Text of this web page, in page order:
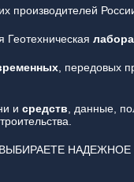
производителей
Геотехническая
, передовых
исредств, данные,
ВЫБИРАЕТЕ